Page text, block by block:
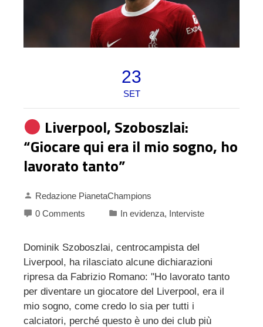
23
SET
Liverpool, Szoboszlai:
“Giocare qui era il mio sogno, ho
lavorato tanto”
Redazione PianetaChampions
0 Comments
In evidenza, Interviste
Dominik Szoboszlai, centrocampista del
Liverpool, ha rilasciato alcune dichiarazioni
ripresa da Fabrizio Romano: "Ho lavorato tanto
per diventare un giocatore del Liverpool, era il
mio sogno, come credo lo sia per tutti i
calciatori, perché questo è uno dei club più